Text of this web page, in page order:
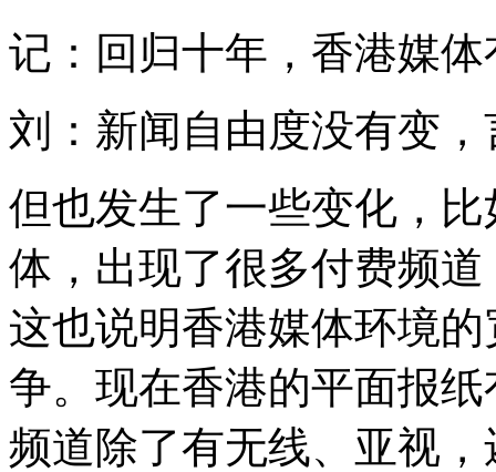
记：回归十年，香港媒
刘：新闻自由度没有变
但也发生了一些变化，
体，出现了很多付费频
这也说明香港媒体环境
争。现在香港的平面报
频道除了有无线、亚视